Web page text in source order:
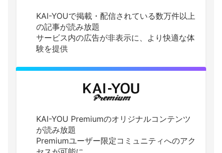
KAI-YOUで掲載・配信されている数万件以上
の記事が読み放題
サービス内の広告が非表示に、より快適な体
験を提供
KAI-YOU Premiumのオリジナルコンテンツ
が読み放題
Premiumユーザー限定コミュニティへのアク